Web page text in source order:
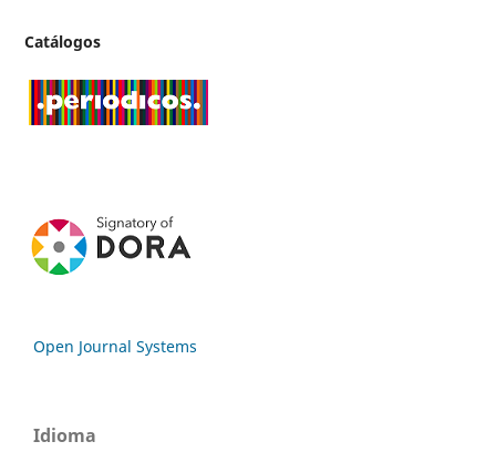
Catálogos
Open Journal Systems
Idioma